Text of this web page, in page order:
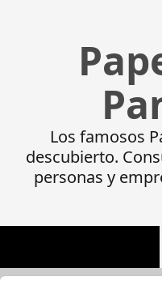
Los famosos
descubierto.
personas y